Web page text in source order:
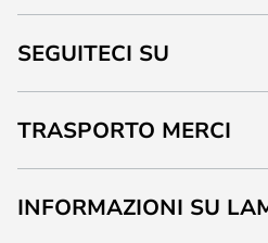
SEGUITECI SU
TRASPORTO MERCI
INFORMAZIONI SU